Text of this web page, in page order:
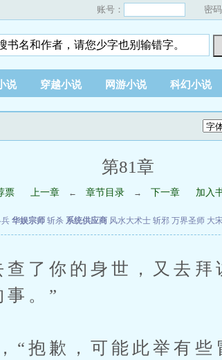
账号： 密码
说 穿越小说 网游小说 科幻小说
第81章
票 上一章 ← 章节目录 → 下一章 加入
兵 华娱宗师 斩杀 系统供应商 风水大术士 斩邪 万界圣师 大
了你的身世，又去拜
。”
抱歉，可能此举有些